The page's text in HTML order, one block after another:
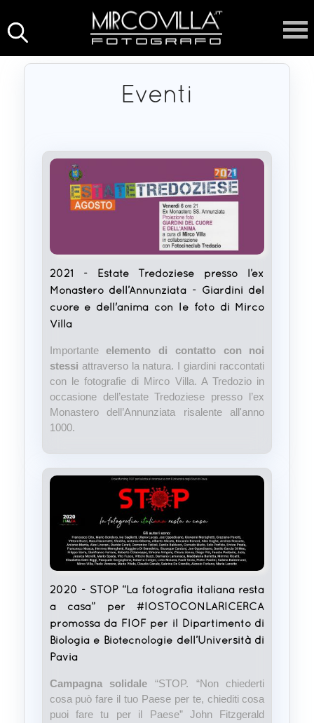
Eventi
2021 - Estate Tredoziese presso l’ex
Monastero dell’Annunziata - Giardini del
cuore e dell'anima con le foto di Mirco
Villa
Importanteelemento di contatto con noi
stessi attraverso la natura. I giardini raccontati
con le fotografie di Mirco Villa. A Tredozio in
occasione dell’estate Tredoziese presso l’ex
Monastero dell’Annunziata risalente all'anno
1000.
2020 - STOP “La fotografia italiana resta
a casa” per #IOSTOCONLARICERCA
promossa da FIOF per il Dipartimento di
Biologia e Biotecnologie dell’Università di
Pavia
Campagna solidale “STOP. “Non chiederti
cosa può fare il tuo Paese per te, chiediti cosa
puoi fare tu per il Paese” John Fitzgerald